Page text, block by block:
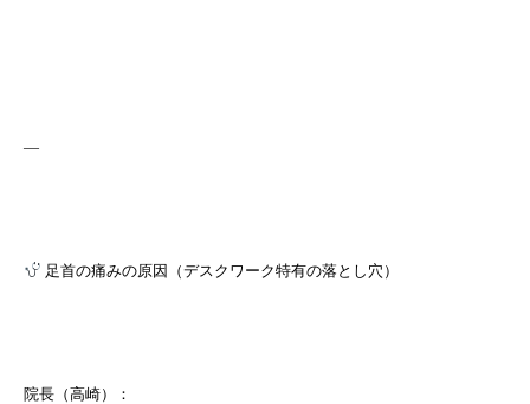
—
足首の痛みの原因（デスクワーク特有の落とし穴）
院長（高崎）：